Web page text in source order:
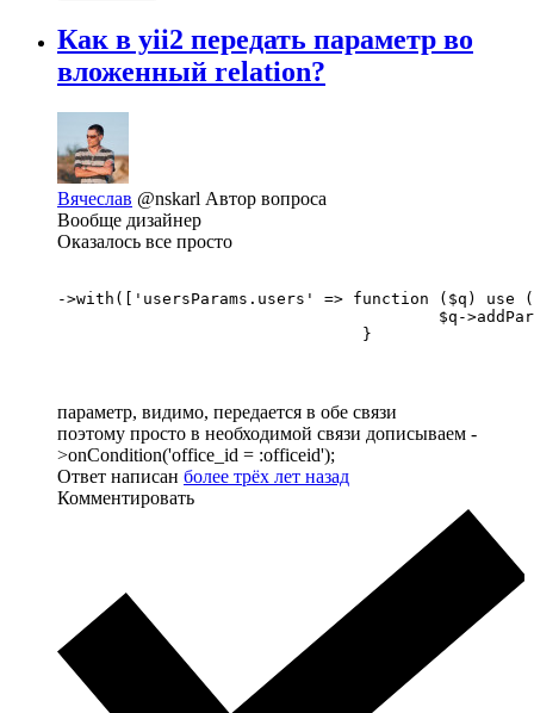
Как в yii2 передать параметр во
вложенный relation?
Вячеслав @nskarl Автор вопроса
Вообще дизайнер
Оказалось все просто
->with(['usersParams.users' => function ($q)
				}
параметр, видимо, передается в обе связи
поэтому просто в необходимой связи дописываем -
>onCondition('office_id = :officeid');
Ответ написан более трёх лет назад
Комментировать